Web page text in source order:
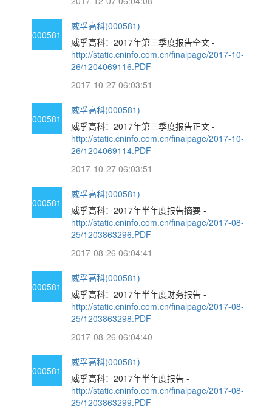
000581
威孚高科(000581)
威孚高科：2017年第三季度报告全文 -
http://static.cninfo.com.cn/finalpage/2017-10-
26/1204069116.PDF
2017-10-27 06:03:51
000581
威孚高科(000581)
威孚高科：2017年第三季度报告正文 -
http://static.cninfo.com.cn/finalpage/2017-10-
26/1204069114.PDF
2017-10-27 06:03:51
000581
威孚高科(000581)
威孚高科：2017年半年度报告摘要 -
http://static.cninfo.com.cn/finalpage/2017-08-
25/1203863296.PDF
2017-08-26 06:04:41
000581
威孚高科(000581)
威孚高科：2017年半年度财务报告 -
http://static.cninfo.com.cn/finalpage/2017-08-
25/1203863298.PDF
2017-08-26 06:04:40
000581
威孚高科(000581)
威孚高科：2017年半年度报告 -
http://static.cninfo.com.cn/finalpage/2017-08-
25/1203863299.PDF